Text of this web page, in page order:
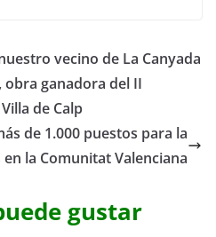
vecino de La Canyada
obra ganadora del II
de Calp
de 1.000 puestos para la
la Comunitat Valenciana
gustar